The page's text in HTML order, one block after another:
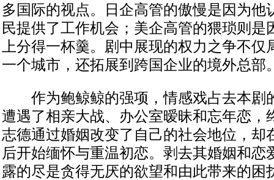
多国际的视点。日企高管的傲慢是因为他
民提供了工作机会；美企高管的猥琐则是
上分得一杯羹。剧中展现的权力之争不仅
一个城市，还拓展到跨国企业的境外总部
作为鲍鲸鲸的强项，情感戏占去本剧
遭遇了相亲大战、办公室暧昧和忘年恋，
志德通过婚姻改变了自己的社会地位，却
后开始缅怀与重温初恋。剥去其婚姻和恋
露的尽是贪得无厌的欲望和由此带来的困